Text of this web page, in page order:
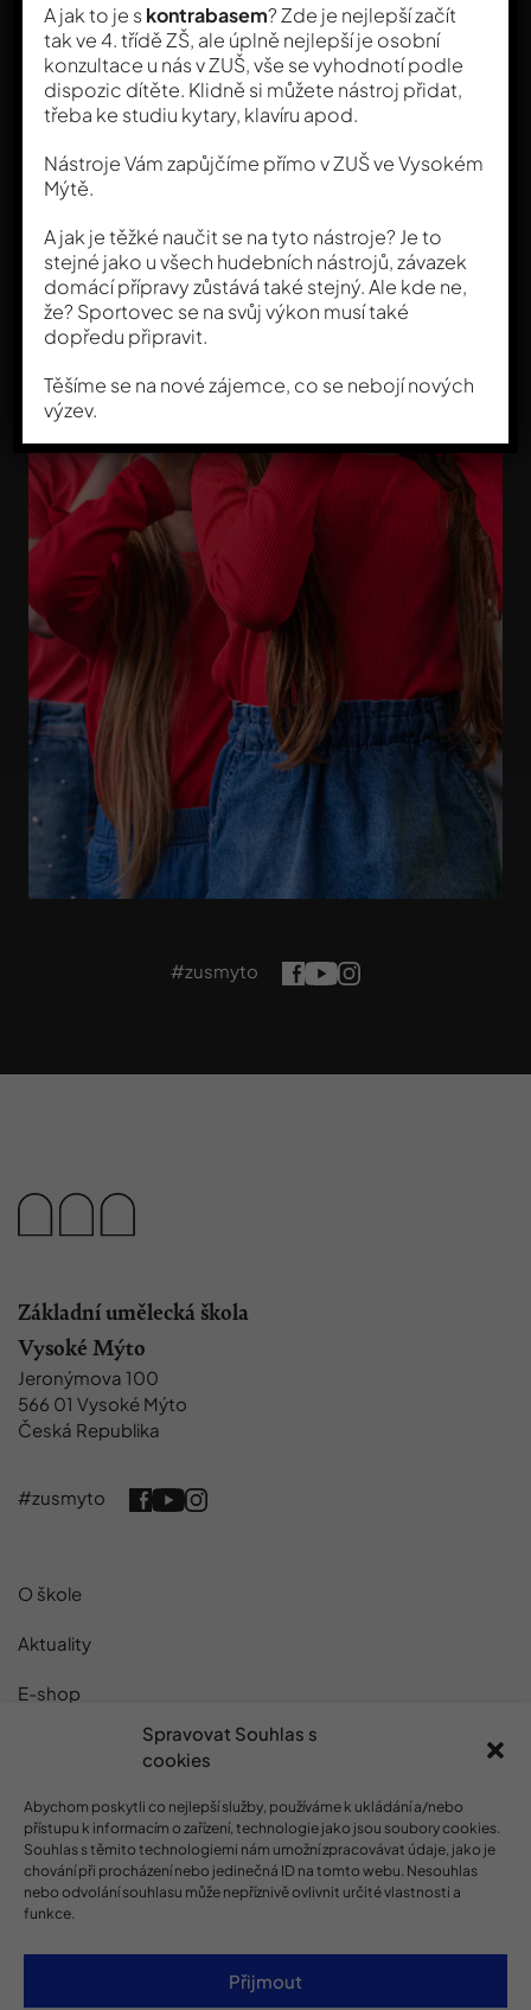
Spravovat Souhlas s
cookies
Abychom poskytli co nejlepší služby, používáme k ukládání a/nebo
přístupu k informacím o zařízení, technologie jako jsou soubory cookies.
Souhlas s těmito technologiemi nám umožní zpracovávat údaje, jako je
chování při procházení nebo jedinečná ID na tomto webu. Nesouhlas
nebo odvolání souhlasu může nepříznivě ovlivnit určité vlastnosti a
funkce.
Přijmout
#zusmyto
Základní umělecká škola
Vysoké Mýto
Jeronýmova 100
566 01 Vysoké Mýto
Česká Republika
#zusmyto
O škole
Aktuality
E-shop
GDPR
Cookies
Projekt Hudba, radost, umění 2
A jak to je s kontrabasem? Zde je nejlepší začít
tak ve 4. třídě ZŠ, ale úplně nejlepší je osobní
konzultace u nás v ZUŠ, vše se vyhodnotí podle
dispozic dítěte. Klidně si můžete nástroj přidat,
třeba ke studiu kytary, klavíru apod.
Nástroje Vám zapůjčíme přímo v ZUŠ ve Vysokém
Mýtě.
A jak je těžké naučit se na tyto nástroje? Je to
stejné jako u všech hudebních nástrojů, závazek
domácí přípravy zůstává také stejný. Ale kde ne,
že? Sportovec se na svůj výkon musí také
dopředu připravit.
Těšíme se na nové zájemce, co se nebojí nových
výzev.